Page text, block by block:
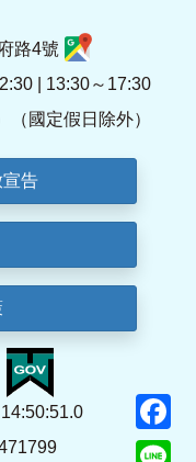
路4號
| 13:30～17:30
（國定假日除外）
告